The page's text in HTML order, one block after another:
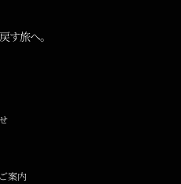
す旅へ。
案内